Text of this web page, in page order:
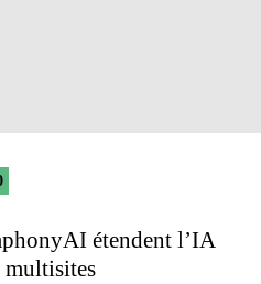
étendent l’IA
multisites